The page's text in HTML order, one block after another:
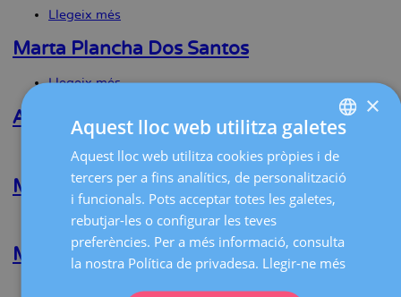
Llegeix més
La
Torre
Marta Plancha Dos Santos
Llegeix méssobre
Dos
Anna Goday Cibeira
Llegeix méssobre
Goday
Cibeira
Maria V. Destefano
Llegeix méssobre
Maria
V.
Destefano
Maira A. Aleman Machado
sobre
SPANISH
CATALÀ
FRENCH
×
Aquest lloc web utilitza galetes
Aquest lloc web utilitza cookies pròpies i de
tercers per a fins analítics, de personalització
i funcionals. Pots acceptar totes les galetes,
rebutjar-les o configurar les teves
preferències. Per a més informació, consulta
la nostra Política de privadesa. Llegir-ne més